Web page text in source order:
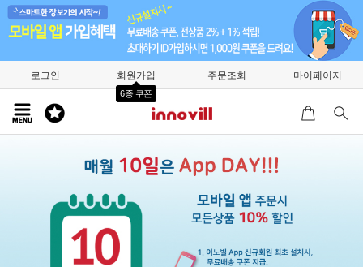
로그인 회원가입
6종 쿠폰
주문조회 마이페이지